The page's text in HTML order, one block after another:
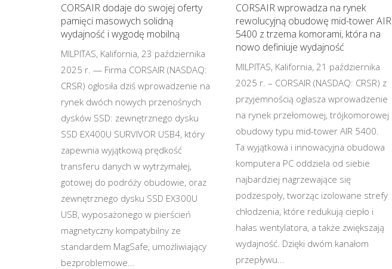
CORSAIR dodaje do swojej oferty
pamięci masowych solidną
wydajność i wygodę mobilną
MILPITAS, Kalifornia, 23 października
2025 r. — Firma CORSAIR (NASDAQ:
CRSR) ogłosiła dziś wprowadzenie na
rynek dwóch nowych przenośnych
dysków SSD: zewnętrznego dysku
SSD EX400U SURVIVOR USB4, który
zapewnia wyjątkową prędkość
transferu danych w wytrzymałej,
gotowej do podróży obudowie, oraz
zewnętrznego dysku SSD EX300U
USB, wyposażonego w pierścień
magnetyczny kompatybilny ze
standardem MagSafe, umożliwiający
bezproblemowe...
CORSAIR wprowadza na rynek
rewolucyjną obudowę mid-tower AIR
5400 z trzema komorami, która na
nowo definiuje wydajność
MILPITAS, Kalifornia, 21 października
2025 r. – CORSAIR (NASDAQ: CRSR) z
przyjemnością ogłasza wprowadzenie
na rynek przełomowej, trójkomorowej
obudowy typu mid-tower AIR 5400.
Ta wyjątkowa i innowacyjna obudowa
komputera PC oddziela od siebie
najbardziej nagrzewające się
podzespoły, tworząc izolowane strefy
chłodzenia, które redukują ciepło i
hałas wentylatora, a także zwiększają
wydajność. Dzięki dwóm kanałom
przepływu...